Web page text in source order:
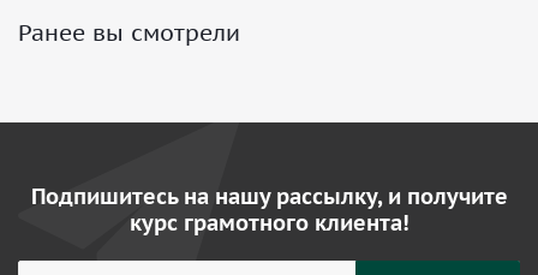
Ранее вы смотрели
Подпишитесь на нашу рассылку, и получите
курс грамотного клиента!